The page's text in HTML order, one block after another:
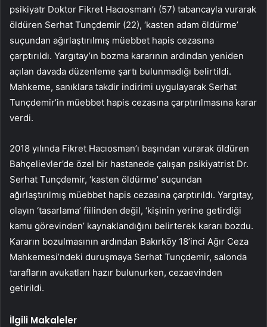
psikiyatr Doktor Fikret Hacıosman’ı (57) tabancayla vurarak
öldüren Serhat Tunçdemir (22), ‘kasten adam öldürme’
suçundan ağırlaştırılmış müebbet hapis cezasına
çarptırıldı. Yargıtay’ın bozma kararının ardından yeniden
açılan davada düzenleme şartı bulunmadığı belirtildi.
Mahkeme, sanıklara takdir indirimi uygulayarak Serhat
Tunçdemir’in müebbet hapis cezasına çarptırılmasına karar
verdi.
2018 yılında Fikret Hacıosman’ı başından vurarak öldüren
Bahçelievler’de özel bir hastanede çalışan psikiyatrist Dr.
Serhat Tunçdemir, ‘kasten öldürme’ suçundan
ağırlaştırılmış müebbet hapis cezasına çarptırıldı. Yargıtay,
olayın ‘tasarlama’ fiilinden değil, ‘kişinin yerine getirdiği
kamu görevinden’ kaynaklandığını belirterek kararı bozdu.
Kararın bozulmasının ardından Bakırköy 18’inci Ağır Ceza
Mahkemesi’ndeki duruşmaya Serhat Tunçdemir, salonda
tarafların avukatları hazır bulunurken, cezaevinden
getirildi.
İlgili Makaleler